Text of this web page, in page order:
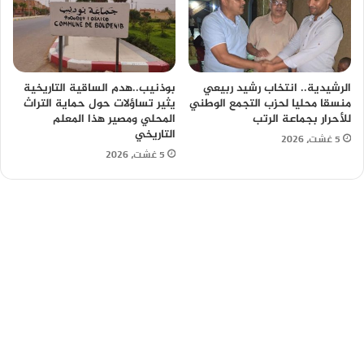
الرشيدية.. انتخاب رشيد ربيعي
منسقا محليا لحزب التجمع الوطني
للأحرار بجماعة الرتب
5 غشت، 2026
بوذنيب..هدم الساقية التاريخية
يثير تساؤلات حول حماية التراث
المحلي ومصير هذا المعلم
التاريخي
5 غشت، 2026